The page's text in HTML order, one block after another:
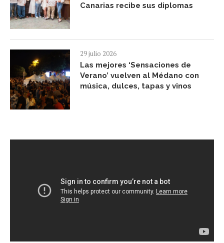
Canarias recibe sus diplomas
29 julio 2026
Las mejores ‘Sensaciones de
Verano’ vuelven al Médano con
música, dulces, tapas y vinos